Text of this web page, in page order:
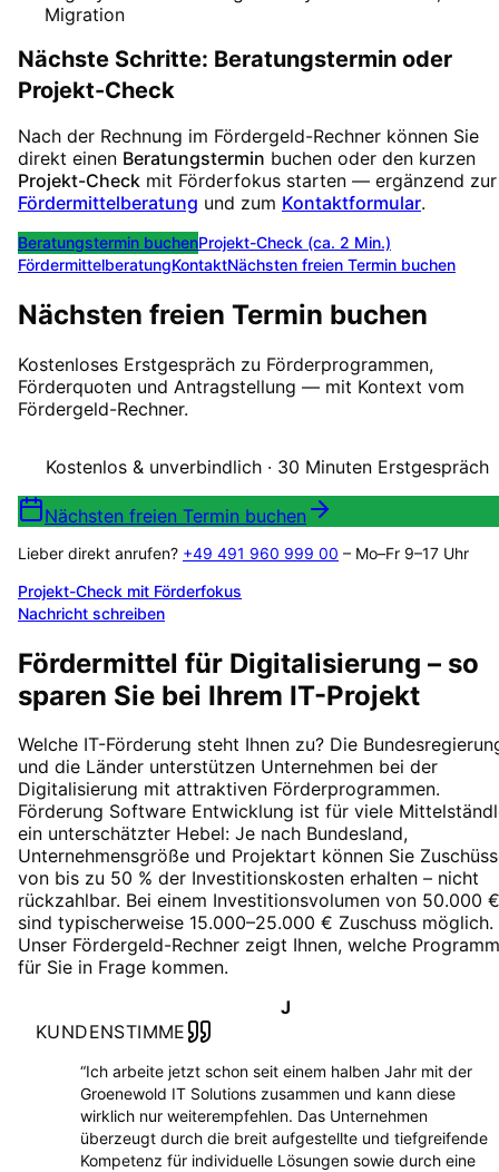
Migration
Nächste Schritte: Beratungstermin oder
Projekt-Check
Nach der Rechnung im Fördergeld-Rechner können Sie
direkt einen Beratungstermin buchen oder den kurzen
Projekt-Check mit Förderfokus starten — ergänzend zur
Fördermittelberatung und zum Kontaktformular.
Beratungstermin buchenProjekt-Check (ca. 2 Min.)
FördermittelberatungKontaktNächsten freien Termin buchen
Nächsten freien Termin buchen
Kostenloses Erstgespräch zu Förderprogrammen,
Förderquoten und Antragstellung — mit Kontext vom
Fördergeld-Rechner.
Kostenlos & unverbindlich · 30 Minuten Erstgespräch
Nächsten freien Termin buchen
Lieber direkt anrufen? +49 491 960 999 00 – Mo–Fr 9–17 Uhr
Projekt-Check mit Förderfokus
Nachricht schreiben
Fördermittel für Digitalisierung – so
sparen Sie bei Ihrem IT-Projekt
Welche IT-Förderung steht Ihnen zu? Die
und die Länder unterstützen Unternehmen bei der
Digitalisierung mit attraktiven Förderprogrammen.
Förderung Software Entwicklung ist für viele
ein unterschätzter Hebel: Je nach Bundesland,
Unternehmensgröße und Projektart können Sie
von bis zu 50 % der Investitionskosten erhalten – nicht
rückzahlbar. Bei einem Investitionsvolumen von 50.000 €
sind typischerweise 15.000–25.000 € Zuschuss möglich.
Unser Fördergeld-Rechner zeigt Ihnen, welche
für Sie in Frage kommen.
J
KUNDENSTIMME
“Ich arbeite jetzt schon seit einem halben Jahr mit der
Groenewold IT Solutions zusammen und kann diese
wirklich nur weiterempfehlen. Das Unternehmen
überzeugt durch die breit aufgestellte und tiefgreifende
Kompetenz für individuelle Lösungen sowie durch eine